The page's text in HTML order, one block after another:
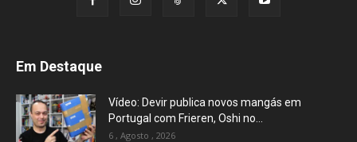
Em Destaque
Vídeo: Devir publica novos mangás em
Portugal com Frieren, Oshi no...
6 , Agosto , 2026